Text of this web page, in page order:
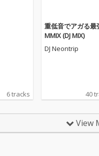
6 tracks
重低音でアガる最
MMIX (DJ MIX)
DJ Neontrip
40
View